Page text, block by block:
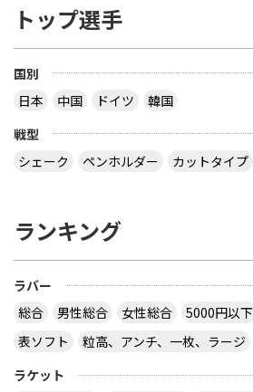
トップ選手
国別
日本
中国 ドイツ
韓国
戦型
シェーク
ペンホルダー カットタイプ
ランキング
ラバー
総合
男性総合 女性総合 5000円以下
表ソフト
粒高、アンチ、一枚、ラージ
ラケット